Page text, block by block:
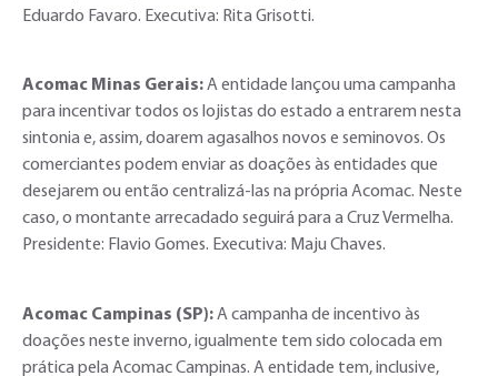
Eduardo Favaro. Executiva: Rita Grisotti.
Acomac Minas Gerais:A entidade lançou uma campanha
para incentivar todos os lojistas do estado a entrarem nesta
sintonia e, assim, doarem agasalhos novos e seminovos. Os
comerciantes podem enviar as doações às entidades que
desejarem ou então centralizá-las na própria Acomac. Neste
caso, o montante arrecadado seguirá para a Cruz Vermelha.
Presidente: Flavio Gomes. Executiva: Maju Chaves.
Acomac Campinas (SP):A campanha de incentivo às
doações neste inverno, igualmente tem sido colocada em
prática pela Acomac Campinas. A entidade tem, inclusive,